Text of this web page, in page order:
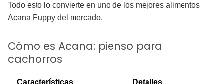
Todo esto lo convierte en uno de los mejores alimentos
Acana Puppy del mercado.
Cómo es Acana: pienso para
cachorros
Características Detalles